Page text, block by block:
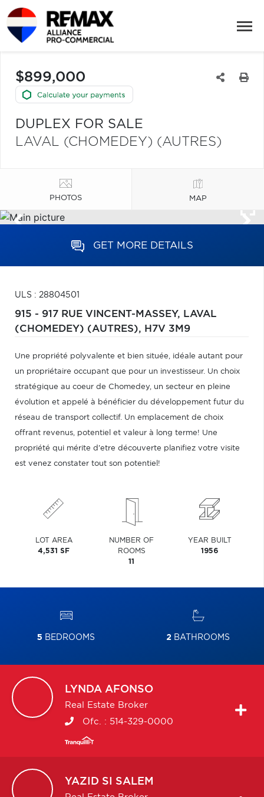
$899,000
DUPLEX FOR SALE
LAVAL (CHOMEDEY) (AUTRES)
PHOTOS MAP
GET MORE DETAILS
ULS : 28804501
915 - 917 RUE VINCENT-MASSEY, LAVAL
(CHOMEDEY) (AUTRES), H7V 3M9
Une propriété polyvalente et bien située, idéale autant pour
un propriétaire occupant que pour un investisseur. Un choix
stratégique au coeur de Chomedey, un secteur en pleine
évolution et appelé à bénéficier du développement futur du
réseau de transport collectif. Un emplacement de choix
offrant revenus, potentiel et valeur à long terme! Une
propriété qui mérite d'etre découverte planifiez votre visite
est venez constater tout son potentiel!
LOT AREA
4,531 SF
NUMBER OF
ROOMS
11
YEAR BUILT
1956
5 BEDROOMS 2 BATHROOMS
LYNDA AFONSO
Real Estate Broker
Ofc. : 514-329-0000
YAZID SI SALEM